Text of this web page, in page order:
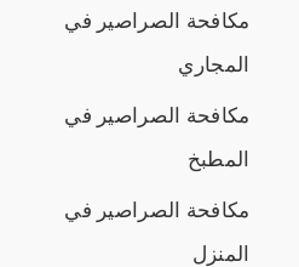
مكافحة الصراصير في
المجاري
مكافحة الصراصير في
المطبخ
مكافحة الصراصير في
المنزل